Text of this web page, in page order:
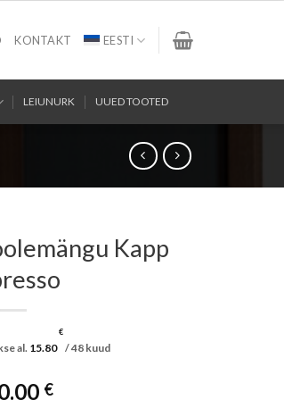
KONTAKT EESTI
LEIUNURK UUED TOOTED
Kapp
al. 15.80
€
/ 48 kuud
€